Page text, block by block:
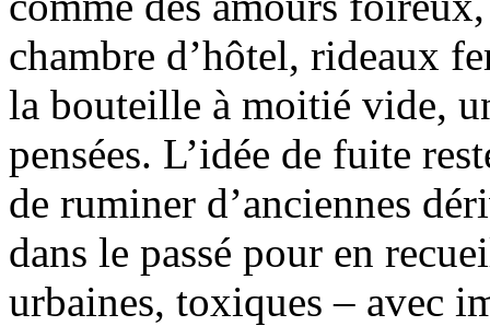
chambre d’hôtel, rideaux
la bouteille à moitié vide,
pensées. L’idée de fuite
de ruminer d’anciennes
dans le passé pour en
urbaines, toxiques – avec